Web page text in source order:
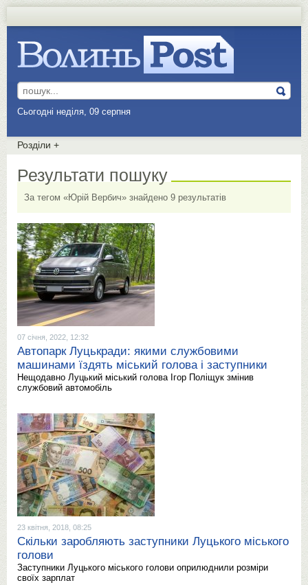
Сьогодні неділя, 09 серпня
Розділи +
Результати пошуку
За тегом «Юрій Вербич» знайдено 9 результатів
07 січня, 2022, 12:32
Автопарк Луцькради: якими службовими
машинами їздять міський голова і заступники
Нещодавно Луцький міський голова Ігор Поліщук змінив
службовий автомобіль
23 квітня, 2018, 08:25
Скільки заробляють заступники Луцького міського
голови
Заступники Луцького міського голови оприлюднили розміри
своїх зарплат